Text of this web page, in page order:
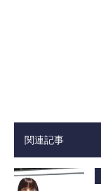
関連記事